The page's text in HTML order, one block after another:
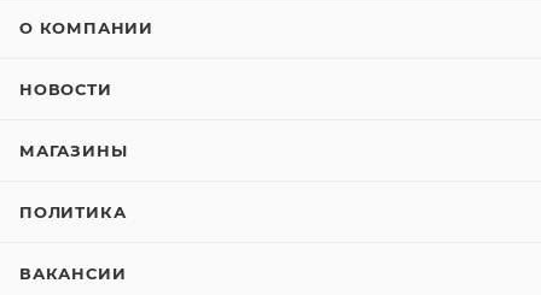
О КОМПАНИИ
НОВОСТИ
МАГАЗИНЫ
ПОЛИТИКА
ВАКАНСИИ